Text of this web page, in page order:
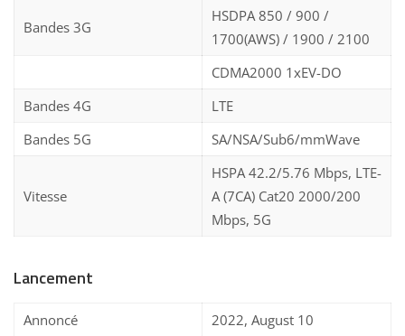
Bandes 3G
HSDPA 850 / 900 /
1700(AWS) / 1900 / 2100
CDMA2000 1xEV-DO
Bandes 4G
LTE
Bandes 5G
SA/NSA/Sub6/mmWave
Vitesse
HSPA 42.2/5.76 Mbps, LTE-
A (7CA) Cat20 2000/200
Mbps, 5G
Lancement
Annoncé 2022, August 10